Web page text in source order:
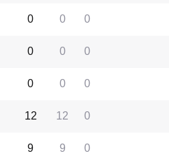
0
0
0
0
0
0
0
0
0
0
12
12
0
9
9